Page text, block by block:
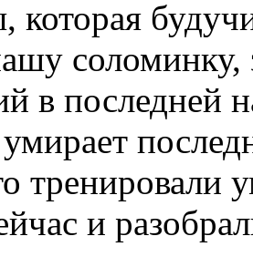
которая
соломинку,
в последней
тренировали
и